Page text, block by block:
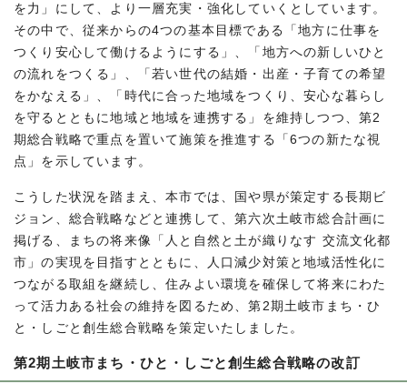
を力」にして、より一層充実・強化していくとしています。
その中で、従来からの4つの基本目標である「地方に仕事を
つくり安心して働けるようにする」、「地方への新しいひと
の流れをつくる」、「若い世代の結婚・出産・子育ての希望
をかなえる」、「時代に合った地域をつくり、安心な暮らし
を守るとともに地域と地域を連携する」を維持しつつ、第2
期総合戦略で重点を置いて施策を推進する「6つの新たな視
点」を示しています。
こうした状況を踏まえ、本市では、国や県が策定する長期ビ
ジョン、総合戦略などと連携して、第六次土岐市総合計画に
掲げる、まちの将来像「人と自然と土が織りなす 交流文化都
市」の実現を目指すとともに、人口減少対策と地域活性化に
つながる取組を継続し、住みよい環境を確保して将来にわた
って活力ある社会の維持を図るため、第2期土岐市まち・ひ
と・しごと創生総合戦略を策定いたしました。
第2期土岐市まち・ひと・しごと創生総合戦略の改訂